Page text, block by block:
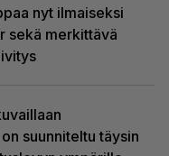
nyt ilmaiseksi
sekä merkittävä
suunniteltu täysin